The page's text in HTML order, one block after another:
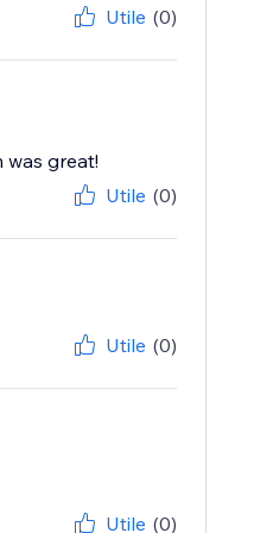
Utile (0)
great!
Utile (0)
Utile (0)
Utile (0)